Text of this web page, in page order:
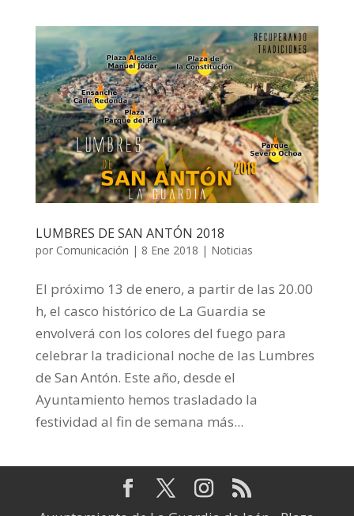
LUMBRES DE SAN ANTÓN 2018
por Comunicación | 8 Ene 2018 | Noticias
El próximo 13 de enero, a partir de las 20.00
h, el casco histórico de La Guardia se
envolverá con los colores del fuego para
celebrar la tradicional noche de las Lumbres
de San Antón. Este año, desde el
Ayuntamiento hemos trasladado la
festividad al fin de semana más...